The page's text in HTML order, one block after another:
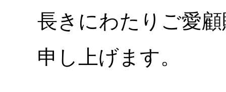
長きにわたりご愛
申し上げます。